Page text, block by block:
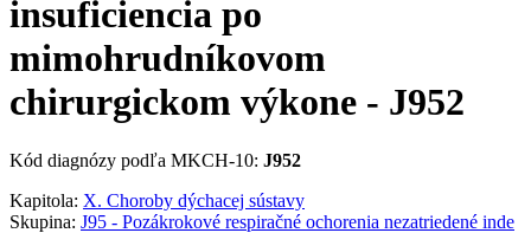
insuficiencia po
mimohrudníkovom
chirurgickom výkone - J952
Kód diagnózy podľa MKCH-10: J952
Kapitola: X. Choroby dýchacej sústavy
Skupina: J95 - Pozákrokové respiračné ochorenia nezatriedené inde